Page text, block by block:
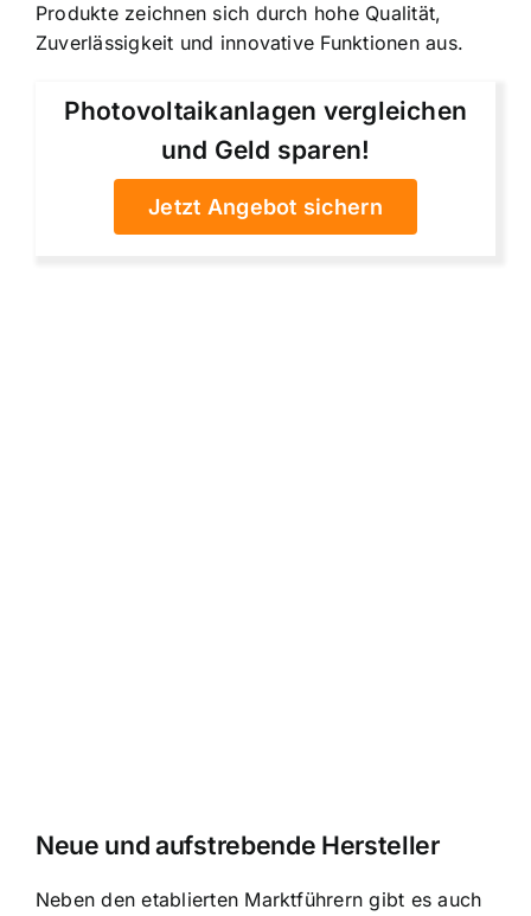
Produkte zeichnen sich durch hohe Qualität,
Zuverlässigkeit und innovative Funktionen aus.
Photovoltaikanlagen vergleichen
und Geld sparen!
Jetzt Angebot sichern
Neue und aufstrebende Hersteller
Neben den etablierten Marktführern gibt es auch